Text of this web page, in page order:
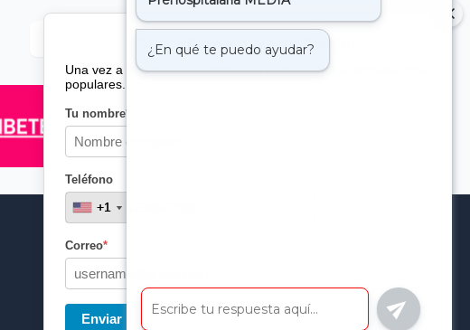
Suscribete a nuestro boletin
Una vez a la semana enviamos un correo con los artículos más
populares.
Tu nombre*
Teléfono
+1
+1
Correo*
Enviar